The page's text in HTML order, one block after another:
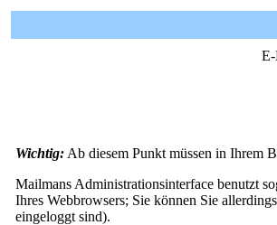
Wichtig: Ab diesem Punkt müssen in Ihrem
Mailmans Administrationsinterface benutzt
Ihres Webbrowsers; Sie können Sie
eingeloggt sind).